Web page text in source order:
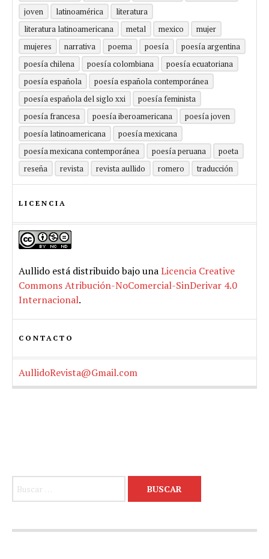
joven
latinoamérica
literatura
literatura latinoamericana
metal mexico
mujer
mujeres
narrativa poema poesía
poesía argentina
poesía chilena
poesía colombiana
poesía ecuatoriana
poesía española
poesía española contemporánea
poesía española del siglo xxi
poesía feminista
poesía francesa
poesía iberoamericana
poesía joven
poesía latinoamericana
poesía mexicana
poesía mexicana contemporánea
poesía peruana
poeta
reseña
revista revista aullido romero traducción
LICENCIA
Aullido está distribuido bajo unaLicencia Creative
Commons Atribución-NoComercial-SinDerivar 4.0
Internacional.
CONTACTO
AullidoRevista@Gmail.com